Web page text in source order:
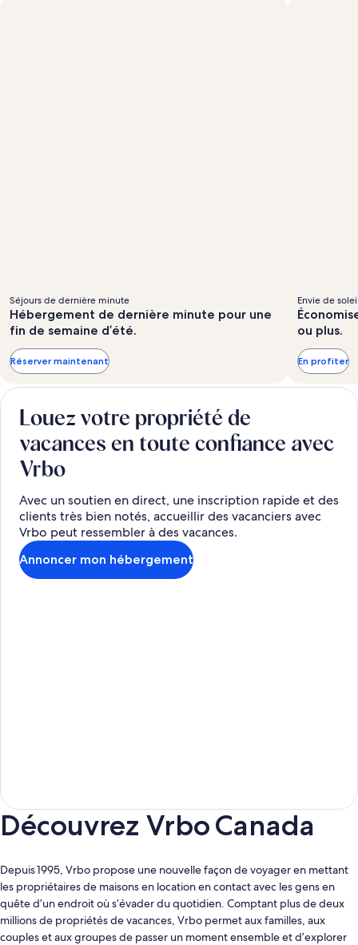
Séjours de dernière minute
Hébergement de dernière minute pour une
fin de semaine d’été.
Réserver maintenant
Envie de
ou plus.
En profiter
Louez votre propriété de
vacances en toute confiance avec
Vrbo
Avec un soutien en direct, une inscription rapide et des
clients très bien notés, accueillir des vacanciers avec
Vrbo peut ressembler à des vacances.
Annoncer mon hébergement
Découvrez Vrbo Canada
Depuis 1995, Vrbo propose une nouvelle façon de voyager en mettant
les propriétaires de maisons en location en contact avec les gens en
quête d’un endroit où s’évader du quotidien. Comptant plus de deux
millions de propriétés de vacances, Vrbo permet aux familles, aux
couples et aux groupes de passer un moment ensemble et d’explorer